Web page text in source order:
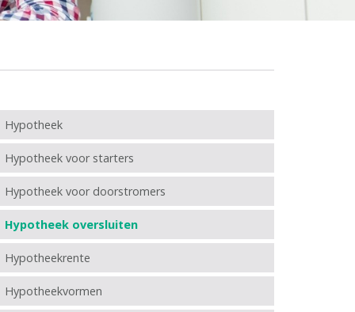
Hypotheek
Hypotheek voor starters
Hypotheek voor doorstromers
Hypotheek oversluiten
Hypotheekrente
Hypotheekvormen